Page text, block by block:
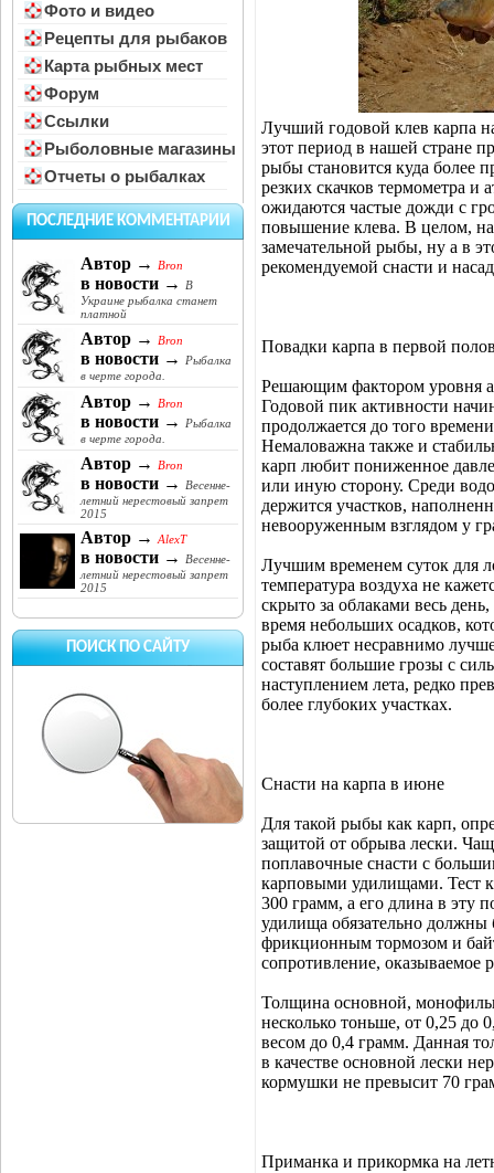
Фото и видео
Рецепты для рыбаков
Карта рыбных мест
Форум
Ссылки
Рыболовные магазины
Отчеты о рыбалках
ПОСЛЕДНИЕ КОММЕНТАРИИ
Автор → Bron
в новости →
В
Украине рыбалка станет
платной
Автор → Bron
в новости →
Рыбалка
в черте города.
Автор → Bron
в новости →
Рыбалка
в черте города.
Автор → Bron
в новости →
Весенне-
летний нерестовый запрет
2015
Автор → AlexT
в новости →
Весенне-
летний нерестовый запрет
2015
ПОИСК ПО САЙТУ
Лучший годовой клев карпа
этот период в нашей стране
рыбы становится куда более
резких скачков термометра
ожидаются частые дожди с
повышение клева. В целом,
замечательной рыбы, ну а в
рекомендуемой снасти и
Повадки карпа в первой
Решающим фактором уровня
Годовой пик активности
продолжается до того
Немаловажна также и
карп любит пониженное
или иную сторону. Среди
держится участков,
невооруженным взглядом у
Лучшим временем суток для
температура воздуха не
скрыто за облаками весь
время небольших осадков,
рыба клюет несравнимо
составят большие грозы с
наступлением лета, редко
более глубоких участках.
Снасти на карпа в июне
Для такой рыбы как карп,
защитой от обрыва лески.
поплавочные снасти с
карповыми удилищами. Тест
300 грамм, а его длина в эту
удилища обязательно
фрикционным тормозом и
сопротивление, оказываемое
Толщина основной,
несколько тоньше, от 0,25 до
весом до 0,4 грамм. Данная
в качестве основной лески
кормушки не превысит 70
Приманка и прикормка на